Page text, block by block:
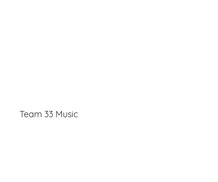
Team 33 Music